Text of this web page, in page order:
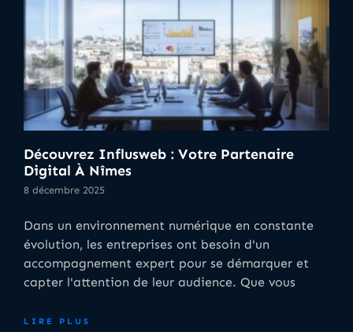
Découvrez Influsweb : Votre Partenaire
Digital À Nîmes
8 décembre 2025
Dans un environnement numérique en constante
évolution, les entreprises ont besoin d'un
accompagnement expert pour se démarquer et
capter l'attention de leur audience. Que vous
LIRE PLUS